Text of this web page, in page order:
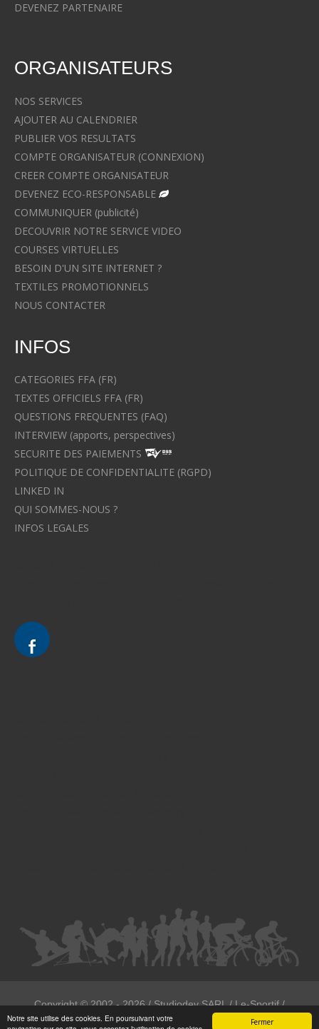
Fermer
Notre site utilise des cookies. En poursuivant votre
DEVENEZ PARTENAIRE
ORGANISATEURS
NOS SERVICES
AJOUTER AU CALENDRIER
PUBLIER VOS RESULTATS
COMPTE ORGANISATEUR (CONNEXION)
CREER COMPTE ORGANISATEUR
DEVENEZ ECO-RESPONSABLE
COMMUNIQUER (publicité)
DECOUVRIR NOTRE SERVICE VIDEO
COURSES VIRTUELLES
BESOIN D'UN SITE INTERNET ?
TEXTILES PROMOTIONNELS
NOUS CONTACTER
INFOS
CATEGORIES FFA (FR)
TEXTES OFFICIELS FFA (FR)
QUESTIONS FREQUENTES (FAQ)
INTERVIEW (apports, perspectives)
SECURITE DES PAIEMENTS
POLITIQUE DE CONFIDENTIALITE (RGPD)
LINKED IN
QUI SOMMES-NOUS ?
INFOS LEGALES
Copyright ©2002 - 2026/ Studiodev SARL / Le-Sportif /
Registration4all